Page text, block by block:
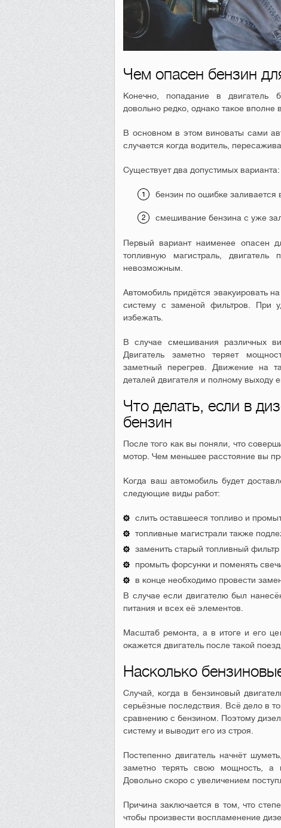
Чем опасен бензин
Конечно, попадание в двигатель
довольно редко, однако такое вполне
В основном в этом виноваты сами
случается когда водитель,
Существует два допустимых варианта:
бензин по ошибке заливается
смешивание бензина с уже
Первый вариант наименее опасен
топливную магистраль, двигатель
невозможным.
Автомобиль придётся эвакуировать
систему с заменой фильтров. При
избежать.
В случае смешивания различных
Двигатель заметно теряет
заметный перегрев. Движение на
деталей двигателя и полному выходу
Что делать, если в
бензин
После того как вы поняли, что
мотор. Чем меньшее расстояние вы
Когда ваш автомобиль будет
следующие виды работ:
слить оставшееся топливо и
топливные магистрали также
заменить старый топливный
промыть форсунки и поменять
в конце необходимо провести
В случае если двигателю был
питания и всех её элементов.
Масштаб ремонта, а в итоге и его
окажется двигатель после такой
Насколько
Случай, когда в бензиновый
серьёзные последствия. Всё дело в
сравнению с бензином. Поэтому
систему и выводит его из строя.
Постепенно двигатель начнёт
заметно терять свою мощность, а
Довольно скоро с увеличением
Причина заключается в том, что
чтобы произвести воспламенение